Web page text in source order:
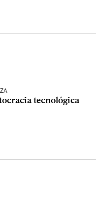
tecnológica